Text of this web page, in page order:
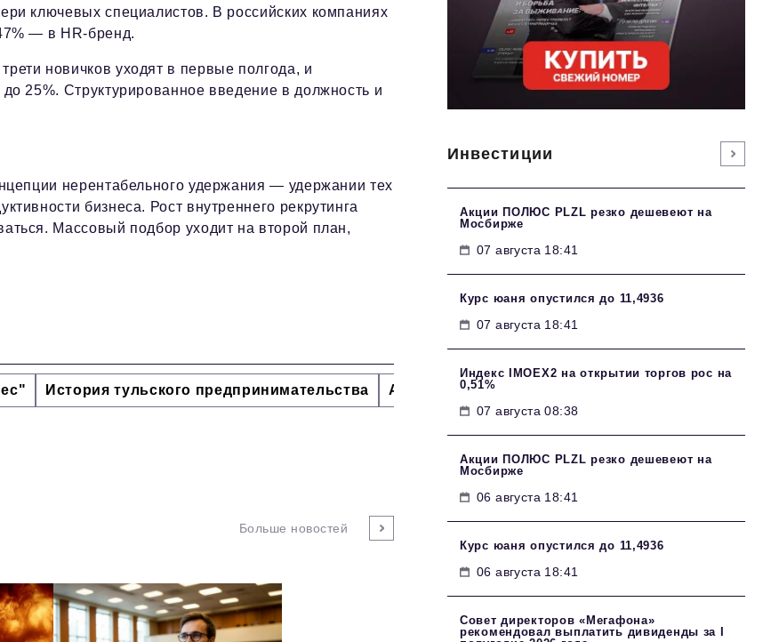
ключевых специалистов. В российских компаниях
— в HR-бренд.
новичков уходят в первые полгода, и
25%. Структурированное введение в должность и
нерентабельного удержания — удержании тех
бизнеса. Рост внутреннего рекрутинга
Массовый подбор уходит на второй план,
История тульского предпринимательства Альтернатива
Больше новостей
Инвестиции
Акции ПОЛЮС PLZL резко дешевеют на
Мосбирже
07 августа 18:41
Курс юаня опустился до 11,4936
07 августа 18:41
Индекс IMOEX2 на открытии торгов рос на
0,51%
07 августа 08:38
Акции ПОЛЮС PLZL резко дешевеют на
Мосбирже
06 августа 18:41
Курс юаня опустился до 11,4936
06 августа 18:41
Совет директоров «Мегафона»
рекомендовал выплатить дивиденды за I